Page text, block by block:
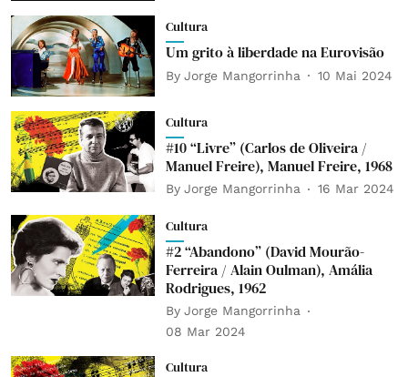
Cultura
Um grito à liberdade na Eurovisão
By Jorge Mangorrinha 10 Mai 2024
Cultura
#10 “Livre” (Carlos de Oliveira /
Manuel Freire), Manuel Freire, 1968
By Jorge Mangorrinha 16 Mar 2024
Cultura
#2 “Abandono” (David Mourão-
Ferreira / Alain Oulman), Amália
Rodrigues, 1962
By Jorge Mangorrinha
08 Mar 2024
Cultura